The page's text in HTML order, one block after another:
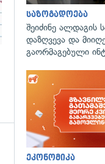
საზოგადოება
შეიძინე ალდაგის
დაზღვევა და
გაორმაგებული
ეკონომიკა